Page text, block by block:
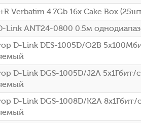
Verbatim 4.7Gb 16x Cake Box
Link ANT24-0800 0.5м
D-Link DES-1005D/O2B
D-Link DGS-1005D/J2A 5x1Гбит/с
D-Link DGS-1008D/K2A 8x1Гбит/с